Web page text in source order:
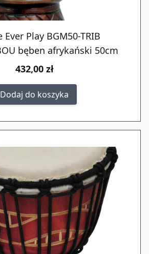
Ever Play BGM50-TRIB
bęben afrykański 50cm
432,00 zł
Dodaj do koszyka